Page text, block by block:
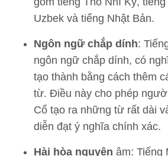
Uzbek và tiếng Nhật Bản.
Ngôn ngữ chắp dính:
ngôn ngữ chắp dính, có
tạo thành bằng cách thêm
từ. Điều này cho phép
Cổ tạo ra những từ rất dài
diễn đạt ý nghĩa chính xác.
Hài hòa nguyên âm: Tiếng